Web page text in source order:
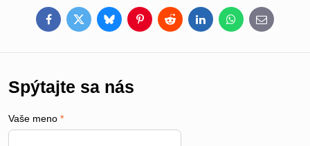
FacebookTwitterBlueskyPinterestRedditLinkedInWhatsApp
E-
mail
Spýtajte sa nás
Vaše meno *